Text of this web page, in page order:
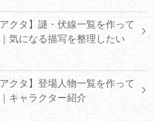
アクタ】謎・伏線一覧を作って
気になる描写を整理したい
アクタ】登場人物一覧を作って
キャラクター紹介